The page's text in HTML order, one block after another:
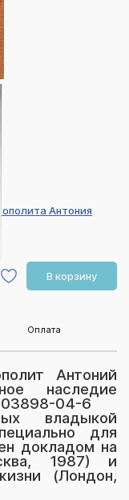
Антония
В корзину
Оплата
Антоний
наследие
04-6
владыкой
для
докладом на
1987) и
(Лондон,